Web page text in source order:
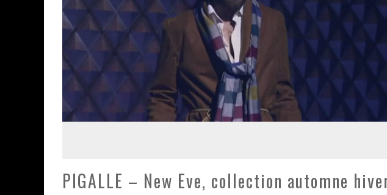
PIGALLE – New Eve, collection automne